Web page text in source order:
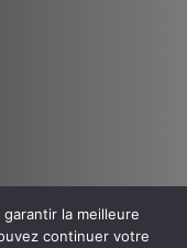
la meilleure
continuer votre